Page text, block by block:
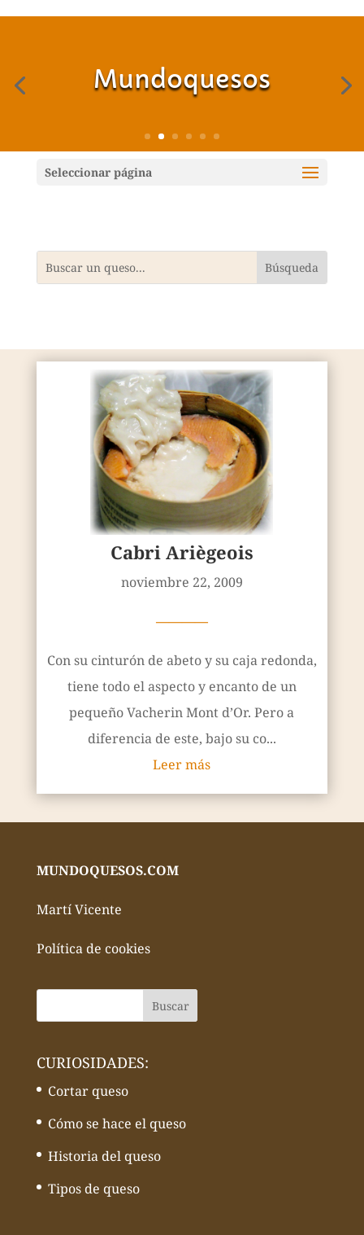
Mundoquesos
Seleccionar página
Cabri Ariègeois
noviembre 22, 2009
————
Con su cinturón de abeto y su caja redonda,
tiene todo el aspecto y encanto de un
pequeño Vacherin Mont d’Or. Pero a
diferencia de este, bajo su co...
Leer más
MUNDOQUESOS.COM
Martí Vicente
Política de cookies
CURIOSIDADES:
Cortar queso
Cómo se hace el queso
Historia del queso
Tipos de queso